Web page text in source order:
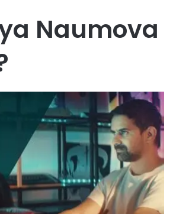
Naumova